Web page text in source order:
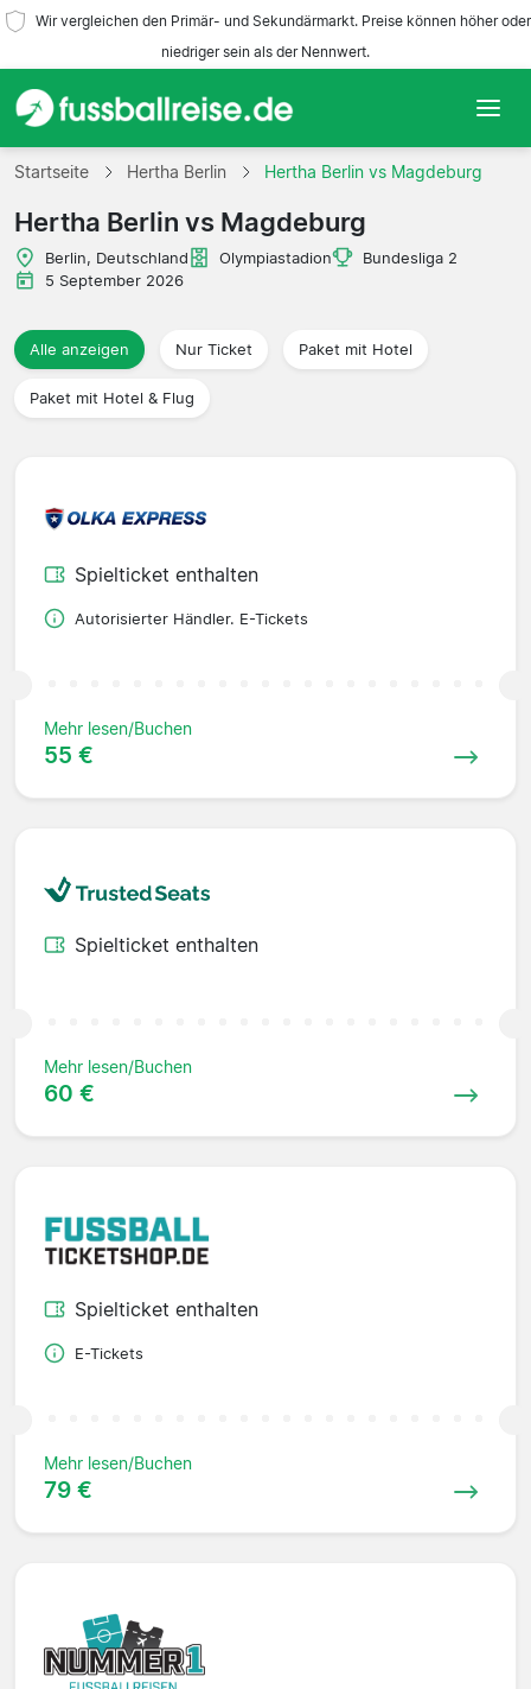
Wir vergleichen den Primär- und Sekundärmarkt. Preise können höher oder
niedriger sein als der Nennwert.
Startseite
Mannschaften
Ligen
Reisebüros
Startseite Hertha Berlin Hertha Berlin vs Magdeburg
Hertha Berlin vs Magdeburg
Berlin, Deutschland Olympiastadion
Bundesliga 2
5 September 2026
Alle anzeigen Nur Ticket Paket mit Hotel
Paket mit Hotel & Flug
Spielticket enthalten
Autorisierter Händler. E-Tickets
Mehr lesen/Buchen
55 €
Spielticket enthalten
Mehr lesen/Buchen
60 €
Spielticket enthalten
E-Tickets
Mehr lesen/Buchen
79 €